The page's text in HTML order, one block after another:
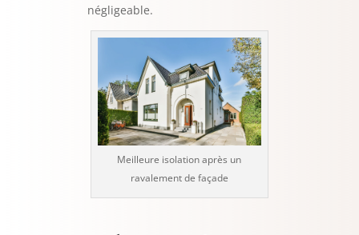
négligeable.
Meilleure isolation après un
ravalement de façade